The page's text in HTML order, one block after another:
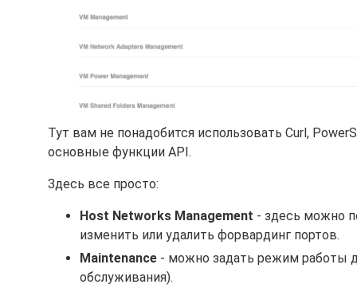
Тут вам не понадобится использовать Curl,
основные функции API.
Здесь все просто:
Host Networks Management - здесь можно
изменить или удалить форвардинг портов.
Maintenance - можно задать режим работы
обслуживания).